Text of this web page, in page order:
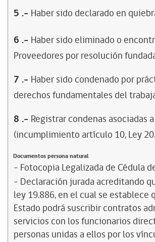
5 .- Haber sido declarado en
6 .- Haber sido eliminado o
Proveedores por resolución
7 .- Haber sido condenado por
derechos fundamentales del
8 .- Registrar condenas asociadas
(incumplimiento artículo 10, Ley
Documentos persona natural
- Fotocopia Legalizada de Cédula
- Declaración jurada acreditando
ley 19.886, en el cual se
Estado podrá suscribir contratos
servicios con los funcionarios
personas unidas a ellos por los